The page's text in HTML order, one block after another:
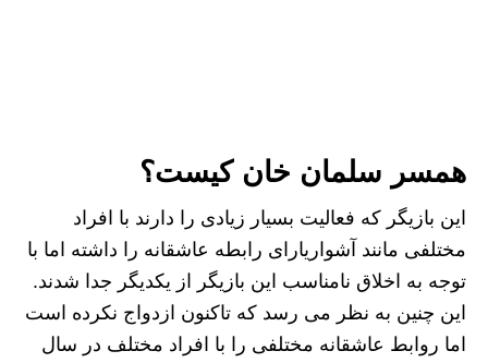
همسر سلمان خان کیست؟
این بازیگر که فعالیت بسیار زیادی را دارند با افراد
مختلفی مانند آشواریارای رابطه عاشقانه را داشته اما با
توجه به اخلاق نامناسب این بازیگر از یکدیگر جدا شدند.
این چنین به نظر می‌ رسد که تاکنون ازدواج نکرده است
اما روابط عاشقانه مختلفی را با افراد مختلف در سال‌